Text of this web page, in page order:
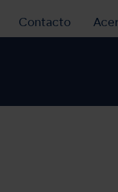
Contacto